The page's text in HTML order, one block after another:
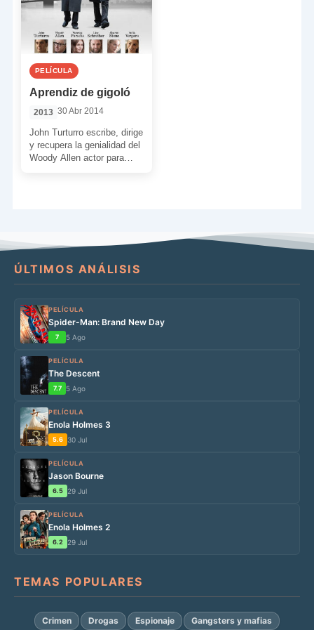
PELÍCULA
Aprendiz de gigoló
2013 30 Abr 2014
John Turturro escribe, dirige
y recupera la genialidad del
Woody Allen actor para
ÚLTIMOS ANÁLISIS
PELÍCULA
Spider-Man: Brand New Day
7 5 Ago
PELÍCULA
The Descent
7.7 5 Ago
PELÍCULA
Enola Holmes 3
5.6 30 Jul
PELÍCULA
Jason Bourne
6.5 29 Jul
PELÍCULA
Enola Holmes 2
6.2 29 Jul
TEMAS POPULARES
Crimen Drogas Espionaje
Gangsters y mafias